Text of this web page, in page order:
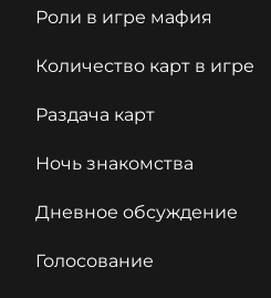
Роли в игре мафия
Количество карт в игре
Раздача карт
Ночь знакомства
Дневное обсуждение
Голосование